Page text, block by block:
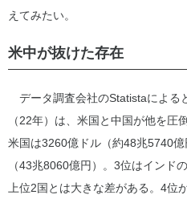
えてみたい。
米中が抜けた存在
データ調査会社のStatistaによる
（22年）は、米国と中国が他を
米国は3260億ドル（約48兆5740
（43兆8060億円）。3位はインド
上位2国とは大きな差がある。4